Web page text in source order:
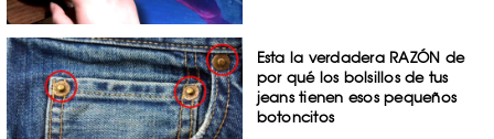
Esta la verdadera RAZÓN de
por qué los bolsillos de tus
jeans tienen esos pequeños
botoncitos